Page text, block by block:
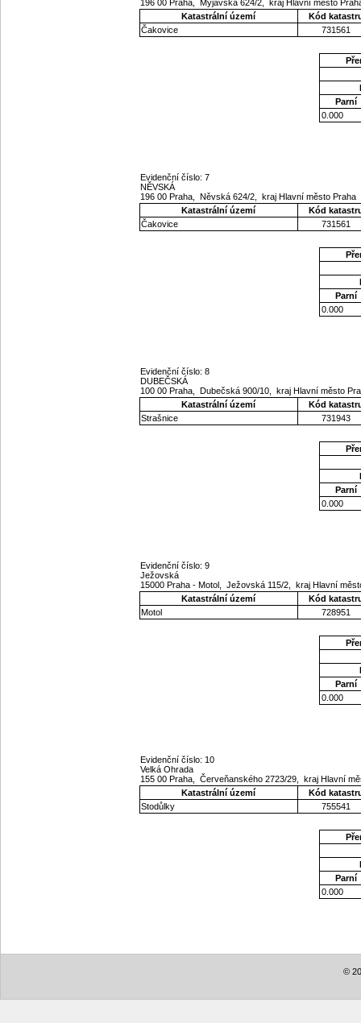
196 00 Praha, Myjavská 624/2, kraj Hlavní město
Katastrální území
Kód
Čakovice
731561
Parní
0.000
Evidenční číslo: 7
NĚVSKÁ
196 00 Praha, Něvská 624/2, kraj Hlavní město Praha
Katastrální území
Kód
Čakovice
731561
Parní
0.000
Evidenční číslo: 8
DUBEČSKÁ
100 00 Praha, Dubečská 900/10, kraj Hlavní město
Katastrální území
Kód
Strašnice
731943
Parní
0.000
Evidenční číslo: 9
Ježovská
15000 Praha - Motol, Ježovská 115/2, kraj Hlavní
Katastrální území
Kód
Motol
728951
Parní
0.000
Evidenční číslo: 10
Velká Ohrada
155 00 Praha, Červeňanského 2723/29, kraj Hlavní
Katastrální území
Kód
Stodůlky
755541
Parní
0.000
©